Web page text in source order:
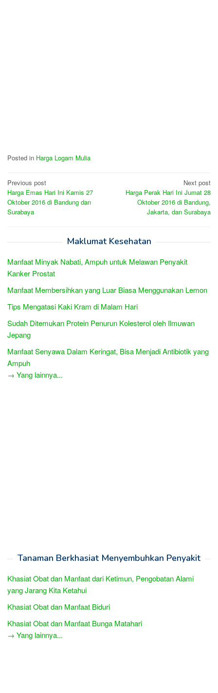
Posted in Harga Logam Mulia
Post
navigation
Previous post
Harga Emas Hari Ini Kamis 27
Oktober 2016 di Bandung dan
Surabaya
Next post
Harga Perak Hari Ini Jumat 28
Oktober 2016 di Bandung,
Jakarta, dan Surabaya
Maklumat Kesehatan
Manfaat Minyak Nabati, Ampuh untuk Melawan Penyakit
Kanker Prostat
Manfaat Membersihkan yang Luar Biasa Menggunakan Lemon
Tips Mengatasi Kaki Kram di Malam Hari
Sudah Ditemukan Protein Penurun Kolesterol oleh Ilmuwan
Jepang
Manfaat Senyawa Dalam Keringat, Bisa Menjadi Antibiotik yang
Ampuh
→ Yang lainnya...
Tanaman Berkhasiat Menyembuhkan Penyakit
Khasiat Obat dan Manfaat dari Ketimun, Pengobatan Alami
yang Jarang Kita Ketahui
Khasiat Obat dan Manfaat Biduri
Khasiat Obat dan Manfaat Bunga Matahari
→ Yang lainnya...